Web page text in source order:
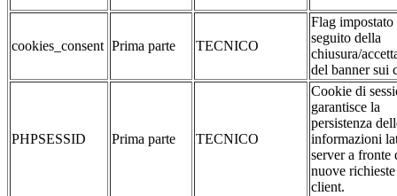
cookies_consent Prima parte TECNICO
Flag impostato
seguito della
chiusura/
del banner sui
PHPSESSID Prima parte TECNICO
Cookie di
garantisce la
persistenza
informazioni
server a fronte
nuove
client.